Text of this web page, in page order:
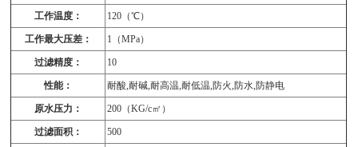
工作温度： 120（℃）
工作最大压差： 1（MPa）
过滤精度： 10
性能： 耐酸,耐碱,耐高温,耐低温,防火,防水,防静电
原水压力： 200（KG/c㎡）
过滤面积： 500